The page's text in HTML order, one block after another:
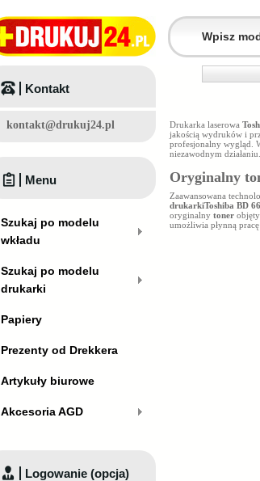
Drukarka laserowa
jakością wydruków i
profesjonalny wygląd.
niezawodnym działaniu.
Oryginalny
Zaawansowana
drukarkiToshiba BD
oryginalny toner
umożliwia płynną
Kontakt
kontakt@drukuj24.pl
Menu
Szukaj po modelu
wkładu
Szukaj po modelu
drukarki
Papiery
Prezenty od Drekkera
Artykuły biurowe
Akcesoria AGD
Logowanie (opcja)